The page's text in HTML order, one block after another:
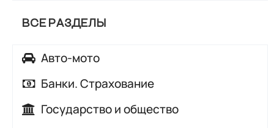
ВСЕ РАЗДЕЛЫ
Авто-мото
Автозапчасти
Автосалоны, автохаусы
Банки. Страхование
Банки
Государство и общество